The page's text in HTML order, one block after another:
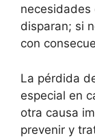
necesidades
disparan; si
con
La pérdida
especial en
otra causa
prevenir y